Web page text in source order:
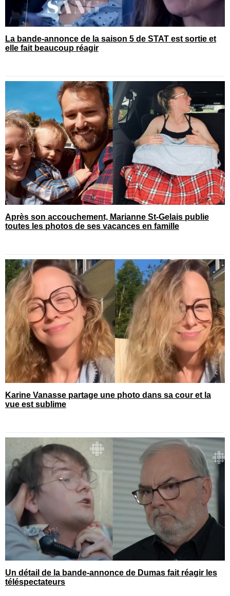
La bande-annonce de la saison 5 de STAT est sortie et
elle fait beaucoup réagir
Après son accouchement, Marianne St-Gelais publie
toutes les photos de ses vacances en famille
Karine Vanasse partage une photo dans sa cour et la
vue est sublime
Un détail de la bande-annonce de Dumas fait réagir les
téléspectateurs